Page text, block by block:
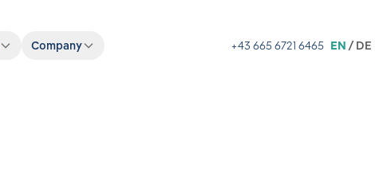
Company +43 665 6721 6465 EN / DE